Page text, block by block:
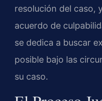
resolución del caso,
acuerdo de
se dedica a buscar
posible bajo las
su caso.